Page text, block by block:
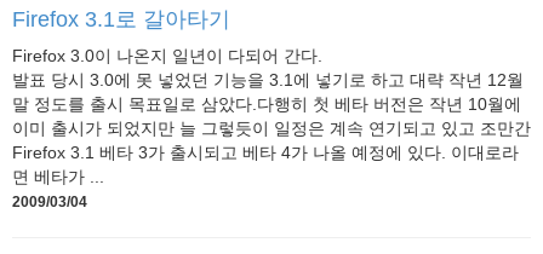
Firefox 3.1로 갈아타기
Firefox 3.0이 나온지 일년이 다되어 간다.
발표 당시 3.0에 못 넣었던 기능을 3.1에 넣기로 하고 대략 작년 12월
말 정도를 출시 목표일로 삼았다.다행히 첫 베타 버전은 작년 10월에
이미 출시가 되었지만 늘 그렇듯이 일정은 계속 연기되고 있고 조만간
Firefox 3.1 베타 3가 출시되고 베타 4가 나올 예정에 있다. 이대로라
면 베타가 ...
2009/03/04